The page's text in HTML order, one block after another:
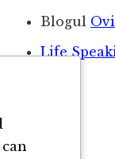
Blogul
Life